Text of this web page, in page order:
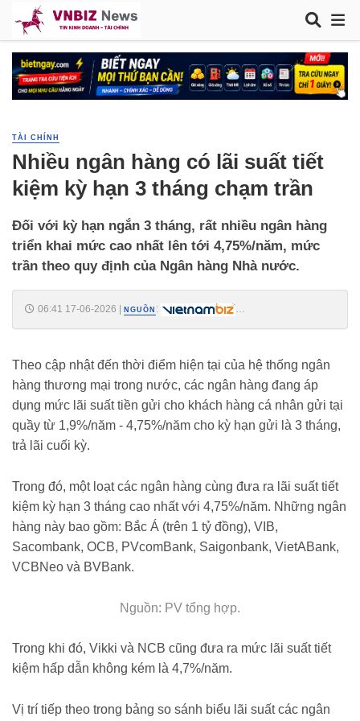
TÀI CHÍNH
Nhiều ngân hàng có lãi suất tiết
kiệm kỳ hạn 3 tháng chạm trần
Đối với kỳ hạn ngắn 3 tháng, rất nhiều ngân hàng
triển khai mức cao nhất lên tới 4,75%/năm, mức
trần theo quy định của Ngân hàng Nhà nước.
06:41 17-06-2026 NGUỒN :
Theo cập nhật đến thời điểm hiện tại của hệ thống ngân
hàng thương mại trong nước, các ngân hàng đang áp
dụng mức lãi suất tiền gửi cho khách hàng cá nhân gửi tại
quầy từ 1,9%/năm - 4,75%/năm cho kỳ hạn gửi là 3 tháng,
trả lãi cuối kỳ.
Trong đó, một loạt các ngân hàng cùng đưa ra lãi suất tiết
kiệm kỳ hạn 3 tháng cao nhất với 4,75%/năm. Những ngân
hàng này bao gồm: Bắc Á (trên 1 tỷ đồng), VIB,
Sacombank, OCB, PVcomBank, Saigonbank, VietABank,
VCBNeo và BVBank.
Nguồn: PV tổng hợp.
Trong khi đó, Vikki và NCB cũng đưa ra mức lãi suất tiết
kiệm hấp dẫn không kém là 4,7%/năm.
Vị trí tiếp theo trong bảng so sánh biểu lãi suất các ngân